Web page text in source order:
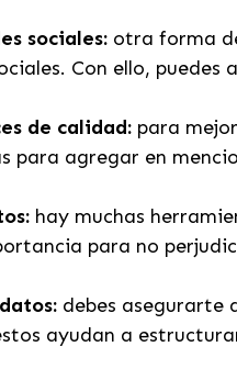
sociales: otra forma
Con ello,
de calidad: para
para agregar en
hay muchas
para no
debes asegurarte
ayudan a